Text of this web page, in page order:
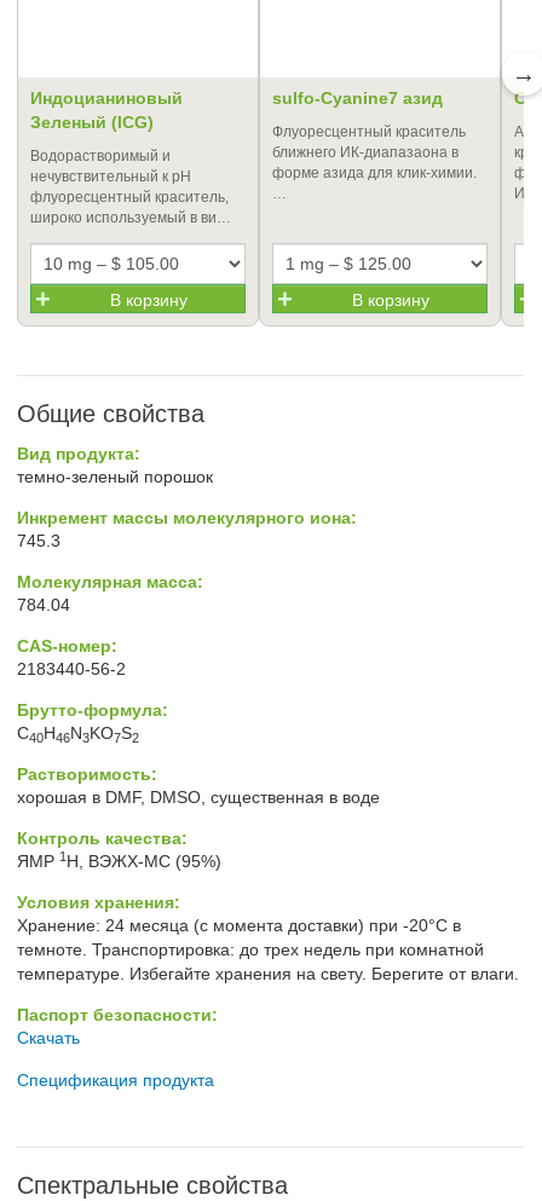
Индоцианиновый
Зеленый (ICG)
Водорастворимый и
нечувствительный к рН
флуоресцентный краситель,
широко используемый в ви…
В корзину
sulfo-Cyanine7 азид
Флуоресцентный краситель
ближнего ИК-диапазаона в
форме азида для клик-химии.
…
В корзину
ИК-
→
Общие свойства
Вид продукта:
темно-зеленый порошок
Инкремент массы молекулярного иона:
745.3
Молекулярная масса:
784.04
CAS-номер:
2183440-56-2
Брутто-формула:
C40H46N3KO7S2
Растворимость:
хорошая в DMF, DMSO, существенная в воде
Контроль качества:
ЯМР 1 H, ВЭЖХ-МС (95%)
Условия хранения:
Хранение: 24 месяца (с момента доставки) при -20°C в
темноте. Транспортировка: до трех недель при комнатной
температуре. Избегайте хранения на свету. Берегите от влаги.
Паспорт безопасности:
Скачать
Спецификация продукта
Спектральные свойства